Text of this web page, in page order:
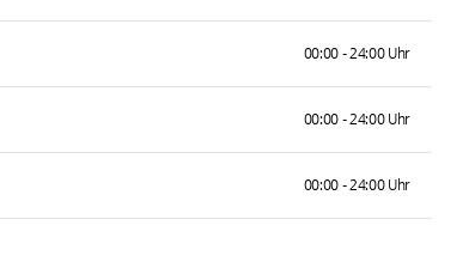
00:00 - 24:00 Uhr
00:00 - 24:00 Uhr
00:00 - 24:00 Uhr